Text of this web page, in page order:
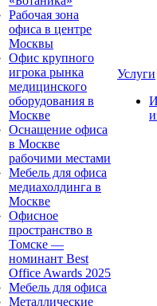
Рабочая зона
офиса в центре
Москвы
Офис крупного
игрока рынка
медицинского
оборудования в
Москве
Оснащение офиса
в Москве
рабочими местами
Мебель для офиса
медиахолдинга в
Москве
Офисное
пространство в
Томске —
номинант Best
Office Awards 2025
Мебель для офиса
Металлические
Услуги